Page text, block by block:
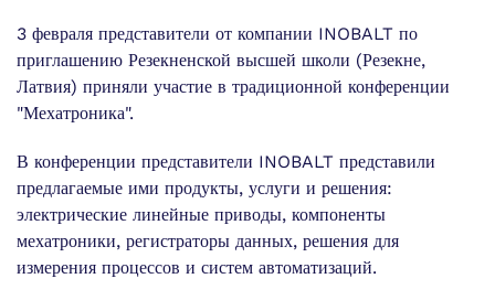
3 февраля представители от компании INOBALT по
приглашению Резекненской высшей школи (Резекне,
Латвия) приняли участие в традиционной конференции
"Мехатроника".
В конференции представители INOBALT представили
предлагаемые ими продукты, услуги и решения:
электрические линейные приводы, компоненты
мехатроники, регистраторы данных, решения для
измерения процессов и систем автоматизаций.